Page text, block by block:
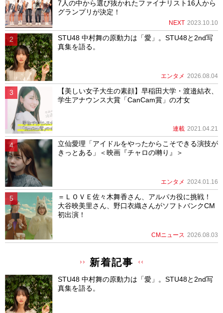
7人の中から選び抜かれたファイナリスト16人から
グランプリが決定！
NEXT 2023.10.10
STU48 中村舞の原動力は「愛」。STU48と2nd写
真集を語る。
エンタメ 2026.08.04
【美しい女子大生の素顔】早稲田大学・渡邉結衣、
学生アナウンス大賞「CanCam賞」の才女
連載 2021.04.21
立仙愛理「アイドルをやったからこそできる演技が
きっとある」＜映画『チャロの囀り』＞
エンタメ 2024.01.16
＝ＬＯＶＥ佐々木舞香さん、アルパカ役に挑戦！
大谷映美里さん、野口衣織さんがソフトバンクCM
初出演！
CMニュース 2026.08.03
新着記事
STU48 中村舞の原動力は「愛」。STU48と2nd写
真集を語る。